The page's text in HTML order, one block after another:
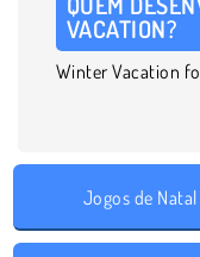
VACATION?
Winter Vacation
Jogos de Natal